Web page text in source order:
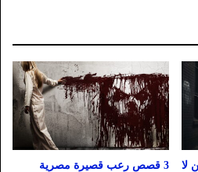
لا
3 قصص رعب قصيرة مصرية